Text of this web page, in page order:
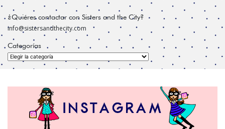
¿Quiéres contactar con Sisters and the City?
info@sistersandthecity.com
Categorías
Categorías